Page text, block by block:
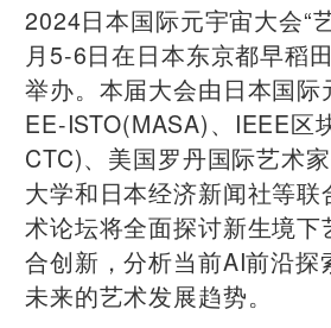
2024日本国际元宇宙大会“
月5-6日在日本东京都早稻
举办。本届大会由日本国际
EE-ISTO(MASA)、IEEE区
CTC)、美国罗丹国际艺术
大学和日本经济新闻社等
术论坛将全面探讨新生境下
合创新，分析当前AI前沿探
未来的艺术发展趋势。